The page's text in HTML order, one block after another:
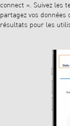
connect ». Suivez les
partagez vos données
résultats pour les